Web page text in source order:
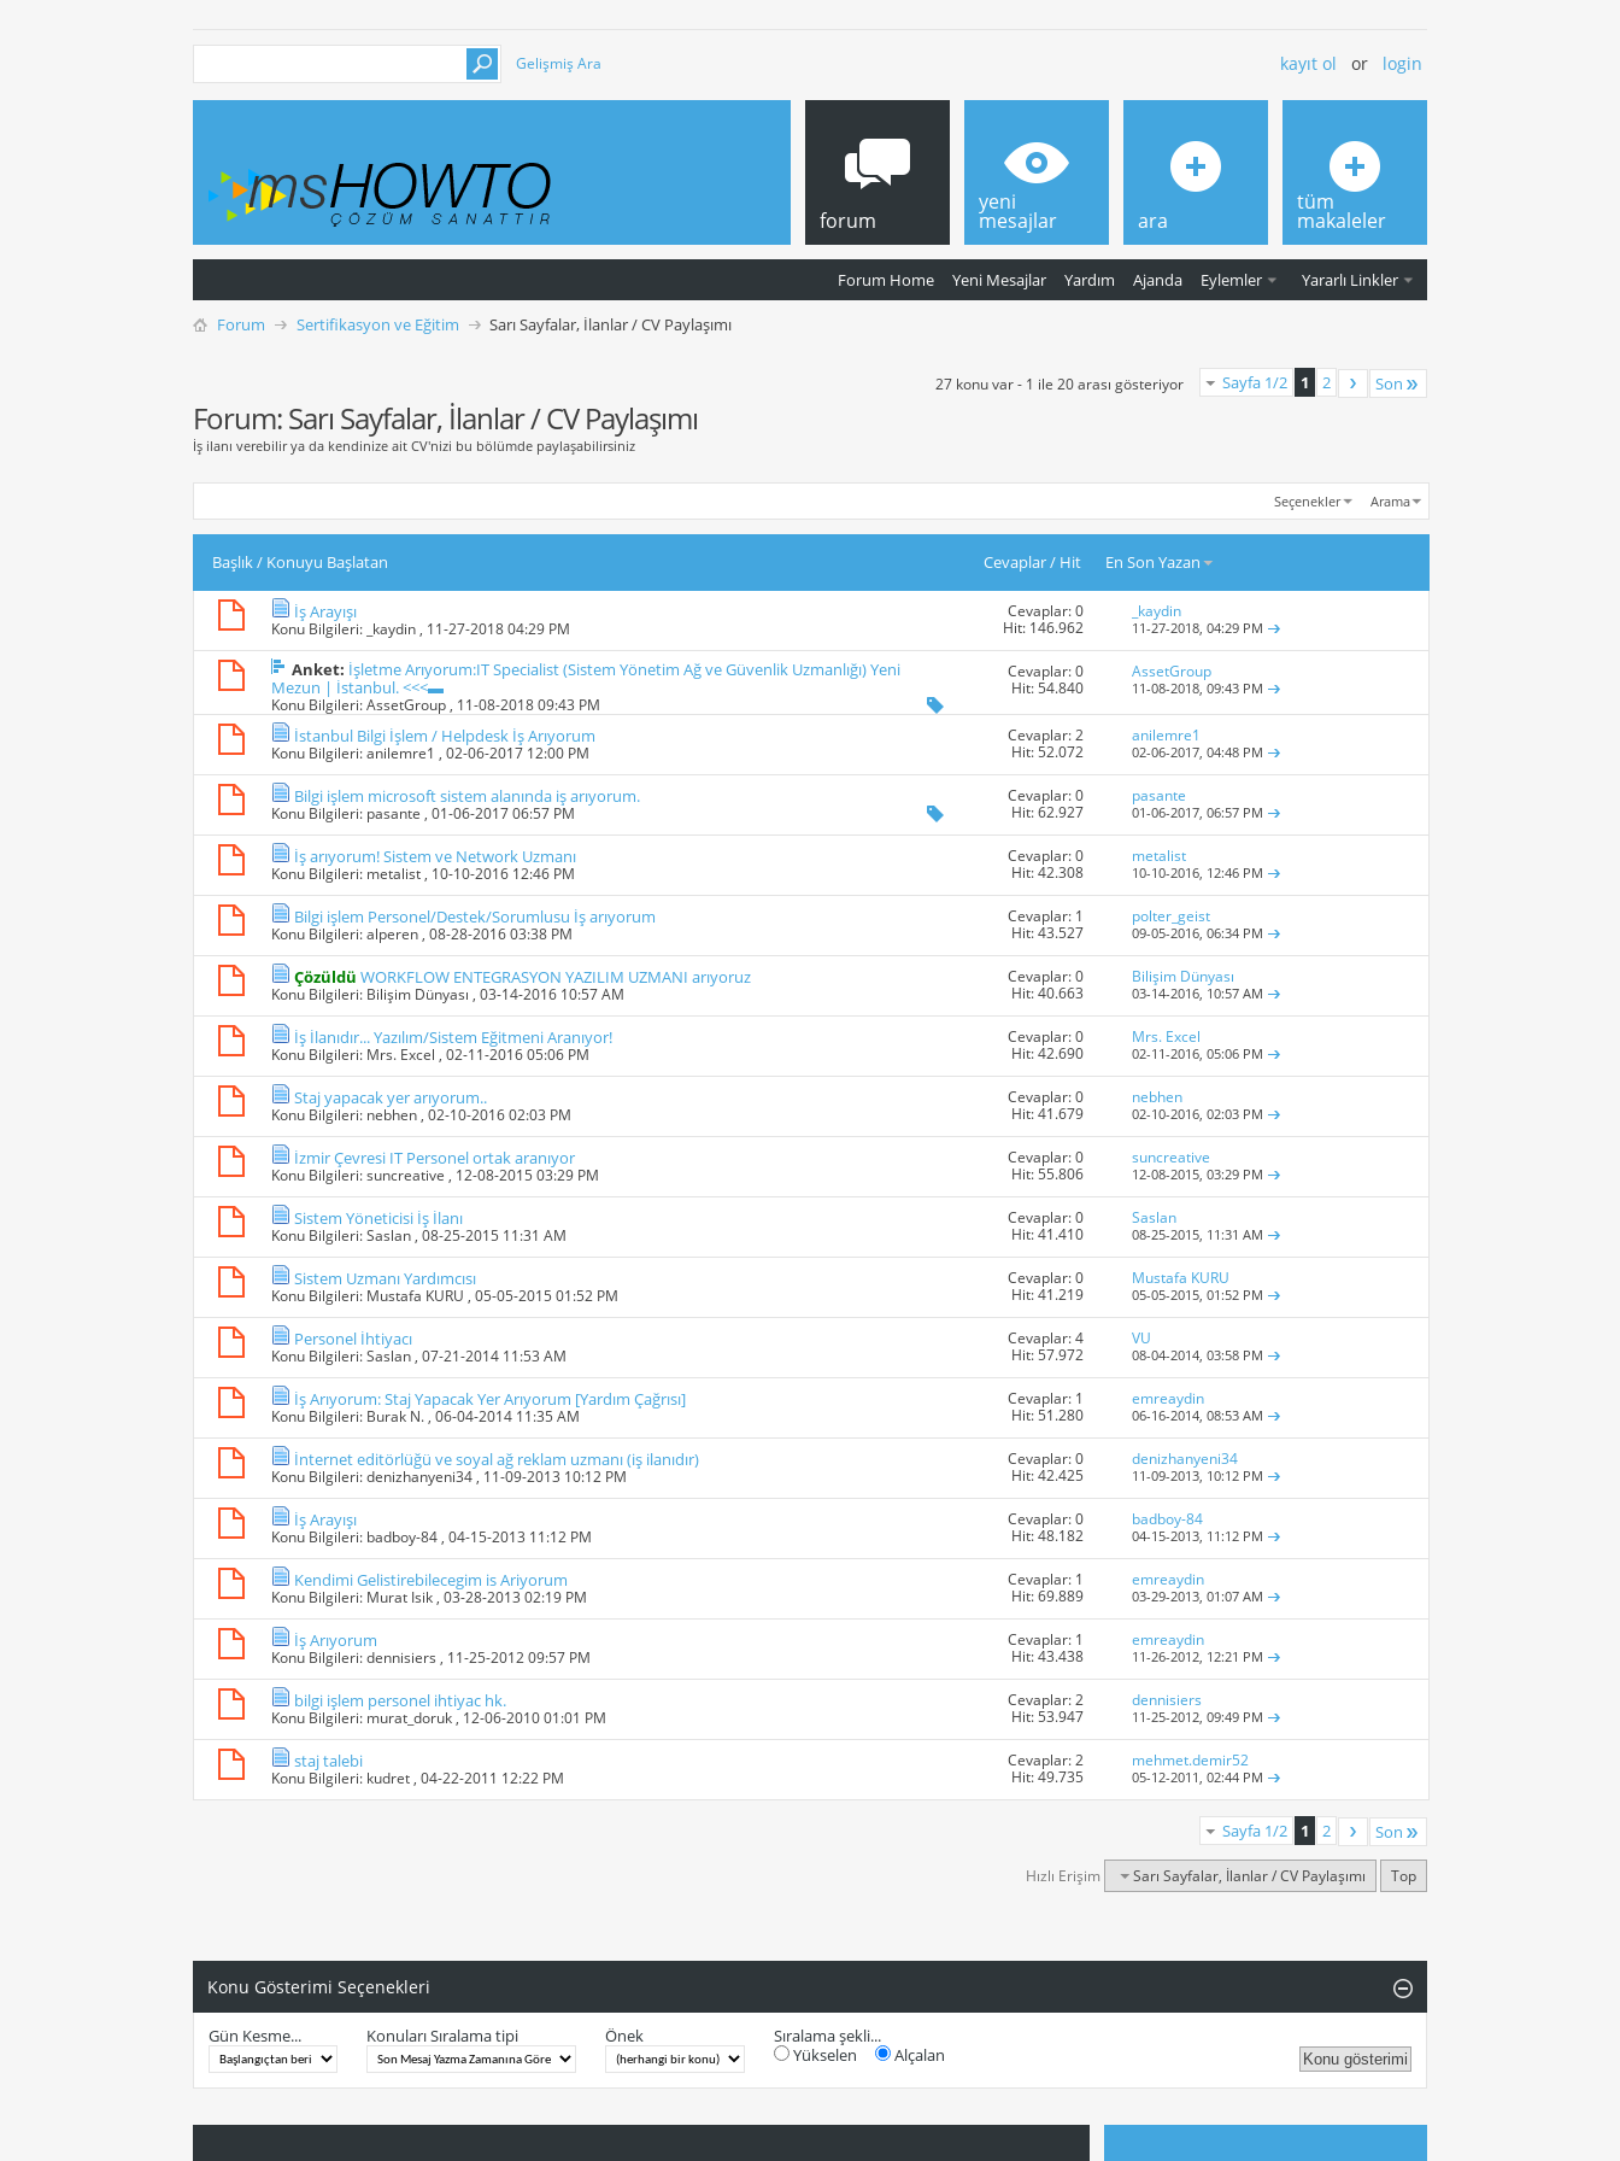
Gelişmiş Ara kayıt ol or login
forum
Forum Home Yeni Mesajlar Yardım Ajanda Eylemler Yararlı Linkler
yeni
mesajlar ara
tüm
makaleler
Forum Sertifikasyon ve Eğitim Sarı Sayfalar, İlanlar / CV Paylaşımı
Sayfa 1/2 1 2 Son
27 konu var - 1 ile 20 arası gösteriyor
Forum:Sarı Sayfalar, İlanlar / CV Paylaşımı
İş ilanı verebilir ya da kendinize ait CV'nizi bu bölümde paylaşabilirsiniz
Seçenekler Arama
Başlık/ Konuyu Başlatan Cevaplar/ Hit En Son Yazan
İş Arayışı
Konu Bilgileri: _kaydin , 11-27-2018 04:29 PM
Cevaplar: 0
Hit: 146.962
_kaydin
11-27-2018,04:29 PM
Anket: İşletme Arıyorum:IT Specialist (Sistem Yönetim Ağ ve Güvenlik Uzmanlığı) Yeni
Mezun | İstanbul. <<<▬
Konu Bilgileri:AssetGroup , 11-08-2018 09:43 PM
Cevaplar: 0
Hit: 54.840
AssetGroup
11-08-2018,09:43 PM
İstanbul Bilgi İşlem / Helpdesk İş Arıyorum
Konu Bilgileri:anilemre1 , 02-06-2017 12:00 PM
Cevaplar: 2
Hit: 52.072
anilemre1
02-06-2017,04:48 PM
Bilgi işlem microsoft sistem alanında iş arıyorum.
Konu Bilgileri: pasante , 01-06-2017 06:57 PM
Cevaplar: 0
Hit: 62.927
pasante
01-06-2017,06:57 PM
İş arıyorum! Sistem ve Network Uzmanı
Konu Bilgileri: metalist , 10-10-2016 12:46 PM
Cevaplar: 0
Hit: 42.308
metalist
10-10-2016, 12:46 PM
Bilgi işlem Personel/Destek/Sorumlusu İş arıyorum
Konu Bilgileri:alperen , 08-28-2016 03:38 PM
Cevaplar: 1
Hit: 43.527
polter_geist
09-05-2016,06:34 PM
Çözüldü WORKFLOW ENTEGRASYON YAZILIM UZMANI arıyoruz
Konu Bilgileri: Bilişim Dünyası , 03-14-2016 10:57 AM
Cevaplar: 0
Hit: 40.663
Bilişim Dünyası
03-14-2016, 10:57 AM
İş İlanıdır... Yazılım/Sistem Eğitmeni Aranıyor!
Konu Bilgileri: Mrs. Excel , 02-11-2016 05:06 PM
Cevaplar: 0
Hit: 42.690
Mrs. Excel
02-11-2016,05:06 PM
Staj yapacak yer arıyorum..
Konu Bilgileri: nebhen , 02-10-2016 02:03 PM
Cevaplar: 0
Hit: 41.679
nebhen
02-10-2016,02:03 PM
İzmir Çevresi IT Personel ortak aranıyor
Konu Bilgileri:suncreative , 12-08-2015 03:29 PM
Cevaplar: 0
Hit: 55.806
suncreative
12-08-2015,03:29 PM
Sistem Yöneticisi İş İlanı
Konu Bilgileri:Saslan , 08-25-2015 11:31 AM
Cevaplar: 0
Hit: 41.410
Saslan
08-25-2015, 11:31 AM
Sistem Uzmanı Yardımcısı
Konu Bilgileri: Mustafa KURU , 05-05-2015 01:52 PM
Cevaplar: 0
Hit: 41.219
Mustafa KURU
05-05-2015,01:52 PM
Personel İhtiyacı
Konu Bilgileri:Saslan , 07-21-2014 11:53 AM
Cevaplar: 4
Hit: 57.972
VU
08-04-2014,03:58 PM
İş Arıyorum: Staj Yapacak Yer Arıyorum [Yardım Çağrısı]
Konu Bilgileri: Burak N. , 06-04-2014 11:35 AM
Cevaplar: 1
Hit: 51.280
emreaydin
06-16-2014,08:53 AM
İnternet editörlüğü ve soyal ağ reklam uzmanı (iş ilanıdır)
Konu Bilgileri:denizhanyeni34 , 11-09-2013 10:12 PM
Cevaplar: 0
Hit: 42.425
denizhanyeni34
11-09-2013, 10:12 PM
İş Arayışı
Konu Bilgileri: badboy-84 , 04-15-2013 11:12 PM
Cevaplar: 0
Hit: 48.182
badboy-84
04-15-2013, 11:12 PM
Kendimi Gelistirebilecegim is Ariyorum
Konu Bilgileri: Murat Isik , 03-28-2013 02:19 PM
Cevaplar: 1
Hit: 69.889
emreaydin
03-29-2013,01:07 AM
İş Arıyorum
Konu Bilgileri:dennisiers , 11-25-2012 09:57 PM
Cevaplar: 1
Hit: 43.438
emreaydin
11-26-2012, 12:21 PM
bilgi işlem personel ihtiyac hk.
Konu Bilgileri: murat_doruk , 12-06-2010 01:01 PM
Cevaplar: 2
Hit: 53.947
dennisiers
11-25-2012,09:49 PM
staj talebi
Konu Bilgileri: kudret , 04-22-2011 12:22 PM
Cevaplar: 2
Hit: 49.735
mehmet.demir52
05-12-2011,02:44 PM
Sayfa 1/2 1 2 Son
Hızlı Erişim Sarı Sayfalar, İlanlar / CV Paylaşımı Top
Konu Gösterimi Seçenekleri
Gün Kesme... Konuları Sıralama tipi Önek
Sıralama şekli...
Yükselen
Alçalan